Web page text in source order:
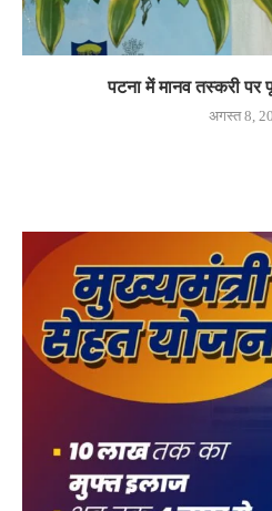
पटना में मानव तस्करी पर
अगस्त 8,